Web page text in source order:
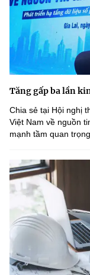
Tăng gấp ba lần
Chia sẻ tại Hội nghị
Việt Nam về nguồn
mạnh tầm quan